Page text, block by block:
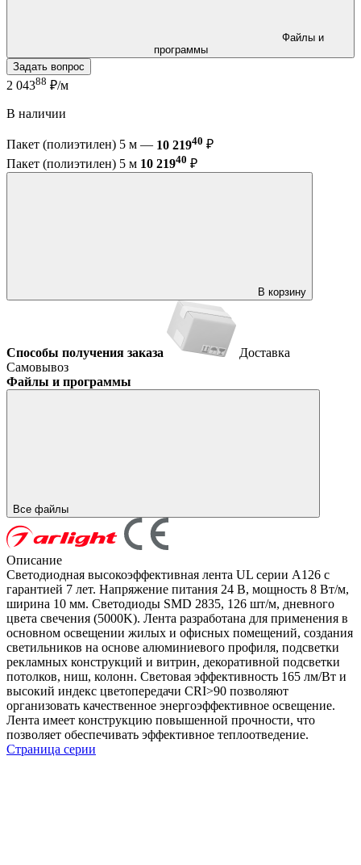
программы
Задать вопрос
2 04388 ₽/м
В наличии
Пакет (полиэтилен) 5 м — 10 21940 ₽
Пакет (полиэтилен) 5 м 10 21940 ₽
В корзину
Способы получения заказа
Доставка
Самовывоз
Файлы и программы
Все файлы
Описание
Светодиодная высокоэффективная лента UL серии A126 с
гарантией 7 лет. Напряжение питания 24 В, мощность 8 Вт/м,
ширина 10 мм. Светодиоды SMD 2835, 126 шт/м, дневного
цвета свечения (5000K). Лента разработана для применения в
основном освещении жилых и офисных помещений, создания
светильников на основе алюминиевого профиля, подсветки
рекламных конструкций и витрин, декоративной подсветки
потолков, ниш, колонн. Световая эффективность 165 лм/Вт и
высокий индекс цветопередачи CRI>90 позволяют
организовать качественное энергоэффективное освещение.
Лента имеет конструкцию повышенной прочности, что
позволяет обеспечивать эффективное теплоотведение.
Страница серии